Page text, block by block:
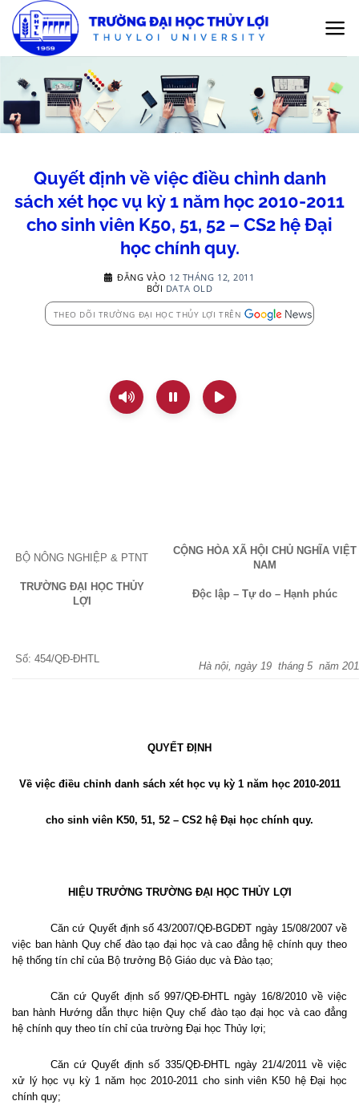
qua
nội
Quyết định về việc điều chỉnh danh
sách xét học vụ kỳ 1 năm học 2010-2011
cho sinh viên K50, 51, 52 – CS2 hệ Đại
học chính quy.
ĐĂNG VÀO 12 THÁNG 12, 2011
BỞI DATA OLD
THEO DÕI TRƯỜNG ĐẠI HỌC THỦY LỢI TRÊN
BỘ NÔNG NGHIỆP & PTNT
TRƯỜNG ĐẠI HỌC THỦY
LỢI
Số: 454/QĐ-ĐHTL
CỘNG HÒA XÃ HỘI CHỦ NGHĨA VIỆT
NAM
Độc lập – Tự do – Hạnh phúc
Hà nội, ngày 19 tháng 5 năm
QUYẾT ĐỊNH
Về việc điều chỉnh danh sách xét học vụ kỳ 1 năm học 2010-2011
cho sinh viên K50, 51, 52 – CS2 hệ Đại học chính quy.
HIỆU TRƯỞNG TRƯỜNG ĐẠI HỌC THỦY LỢI
Căn cứ Quyết định số 43/2007/QĐ-BGDĐT ngày 15/08/2007 về
việc ban hành Quy chế đào tạo đại học và cao đẳng hệ chính quy theo
hệ thống tín chỉ của Bộ trưởng Bộ Giáo dục và Đào tạo;
Căn cứ Quyết định số 997/QĐ-ĐHTL ngày 16/8/2010 về việc
ban hành Hướng dẫn thực hiện Quy chế đào tạo đại học và cao đẳng
hệ chính quy theo tín chỉ của trường Đại học Thủy lợi;
Căn cứ Quyết định số 335/QĐ-ĐHTL ngày 21/4/2011 về việc
xử lý học vụ kỳ 1 năm học 2010-2011 cho sinh viên K50 hệ Đại học
chính quy;